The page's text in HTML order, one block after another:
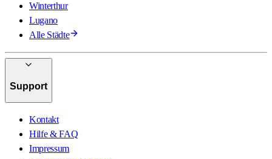
Winterthur
Lugano
Alle Städte
Support
Kontakt
Hilfe & FAQ
Impressum